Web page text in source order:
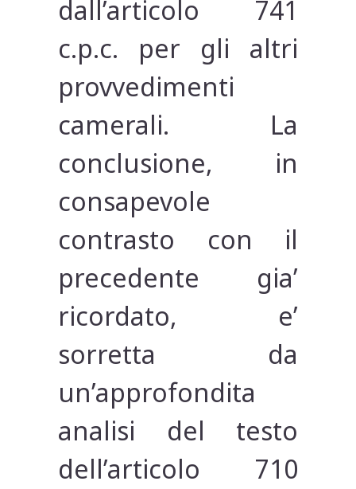
dall’articolo 741
c.p.c. per gli altri
provvedimenti
camerali. La
conclusione, in
consapevole
contrasto con il
precedente gia’
ricordato, e’
sorretta da
un’approfondita
analisi del testo
dell’articolo 710